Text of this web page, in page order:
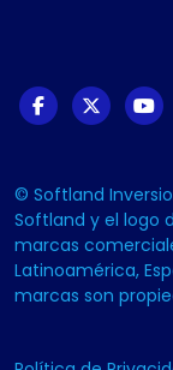
© Softland
Softland y el logo
marcas
Latinoamérica,
marcas son